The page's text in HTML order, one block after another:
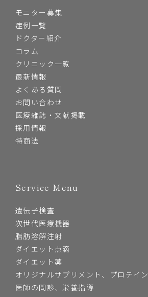
モニター募集
症例一覧
ドクター紹介
コラム
クリニック一覧
最新情報
よくある質問
お問い合わせ
医療雑誌・文献掲載
採用情報
特商法
Service Menu
遺伝子検査
次世代医療機器
脂肪溶解注射
ダイエット点滴
ダイエット薬
オリジナルサプリメント、プロテイン
医師の問診、栄養指導